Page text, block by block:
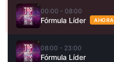
00:00 - 08:00
Fórmula Líder AHORA
08:00 - 23:00
Fórmula Líder